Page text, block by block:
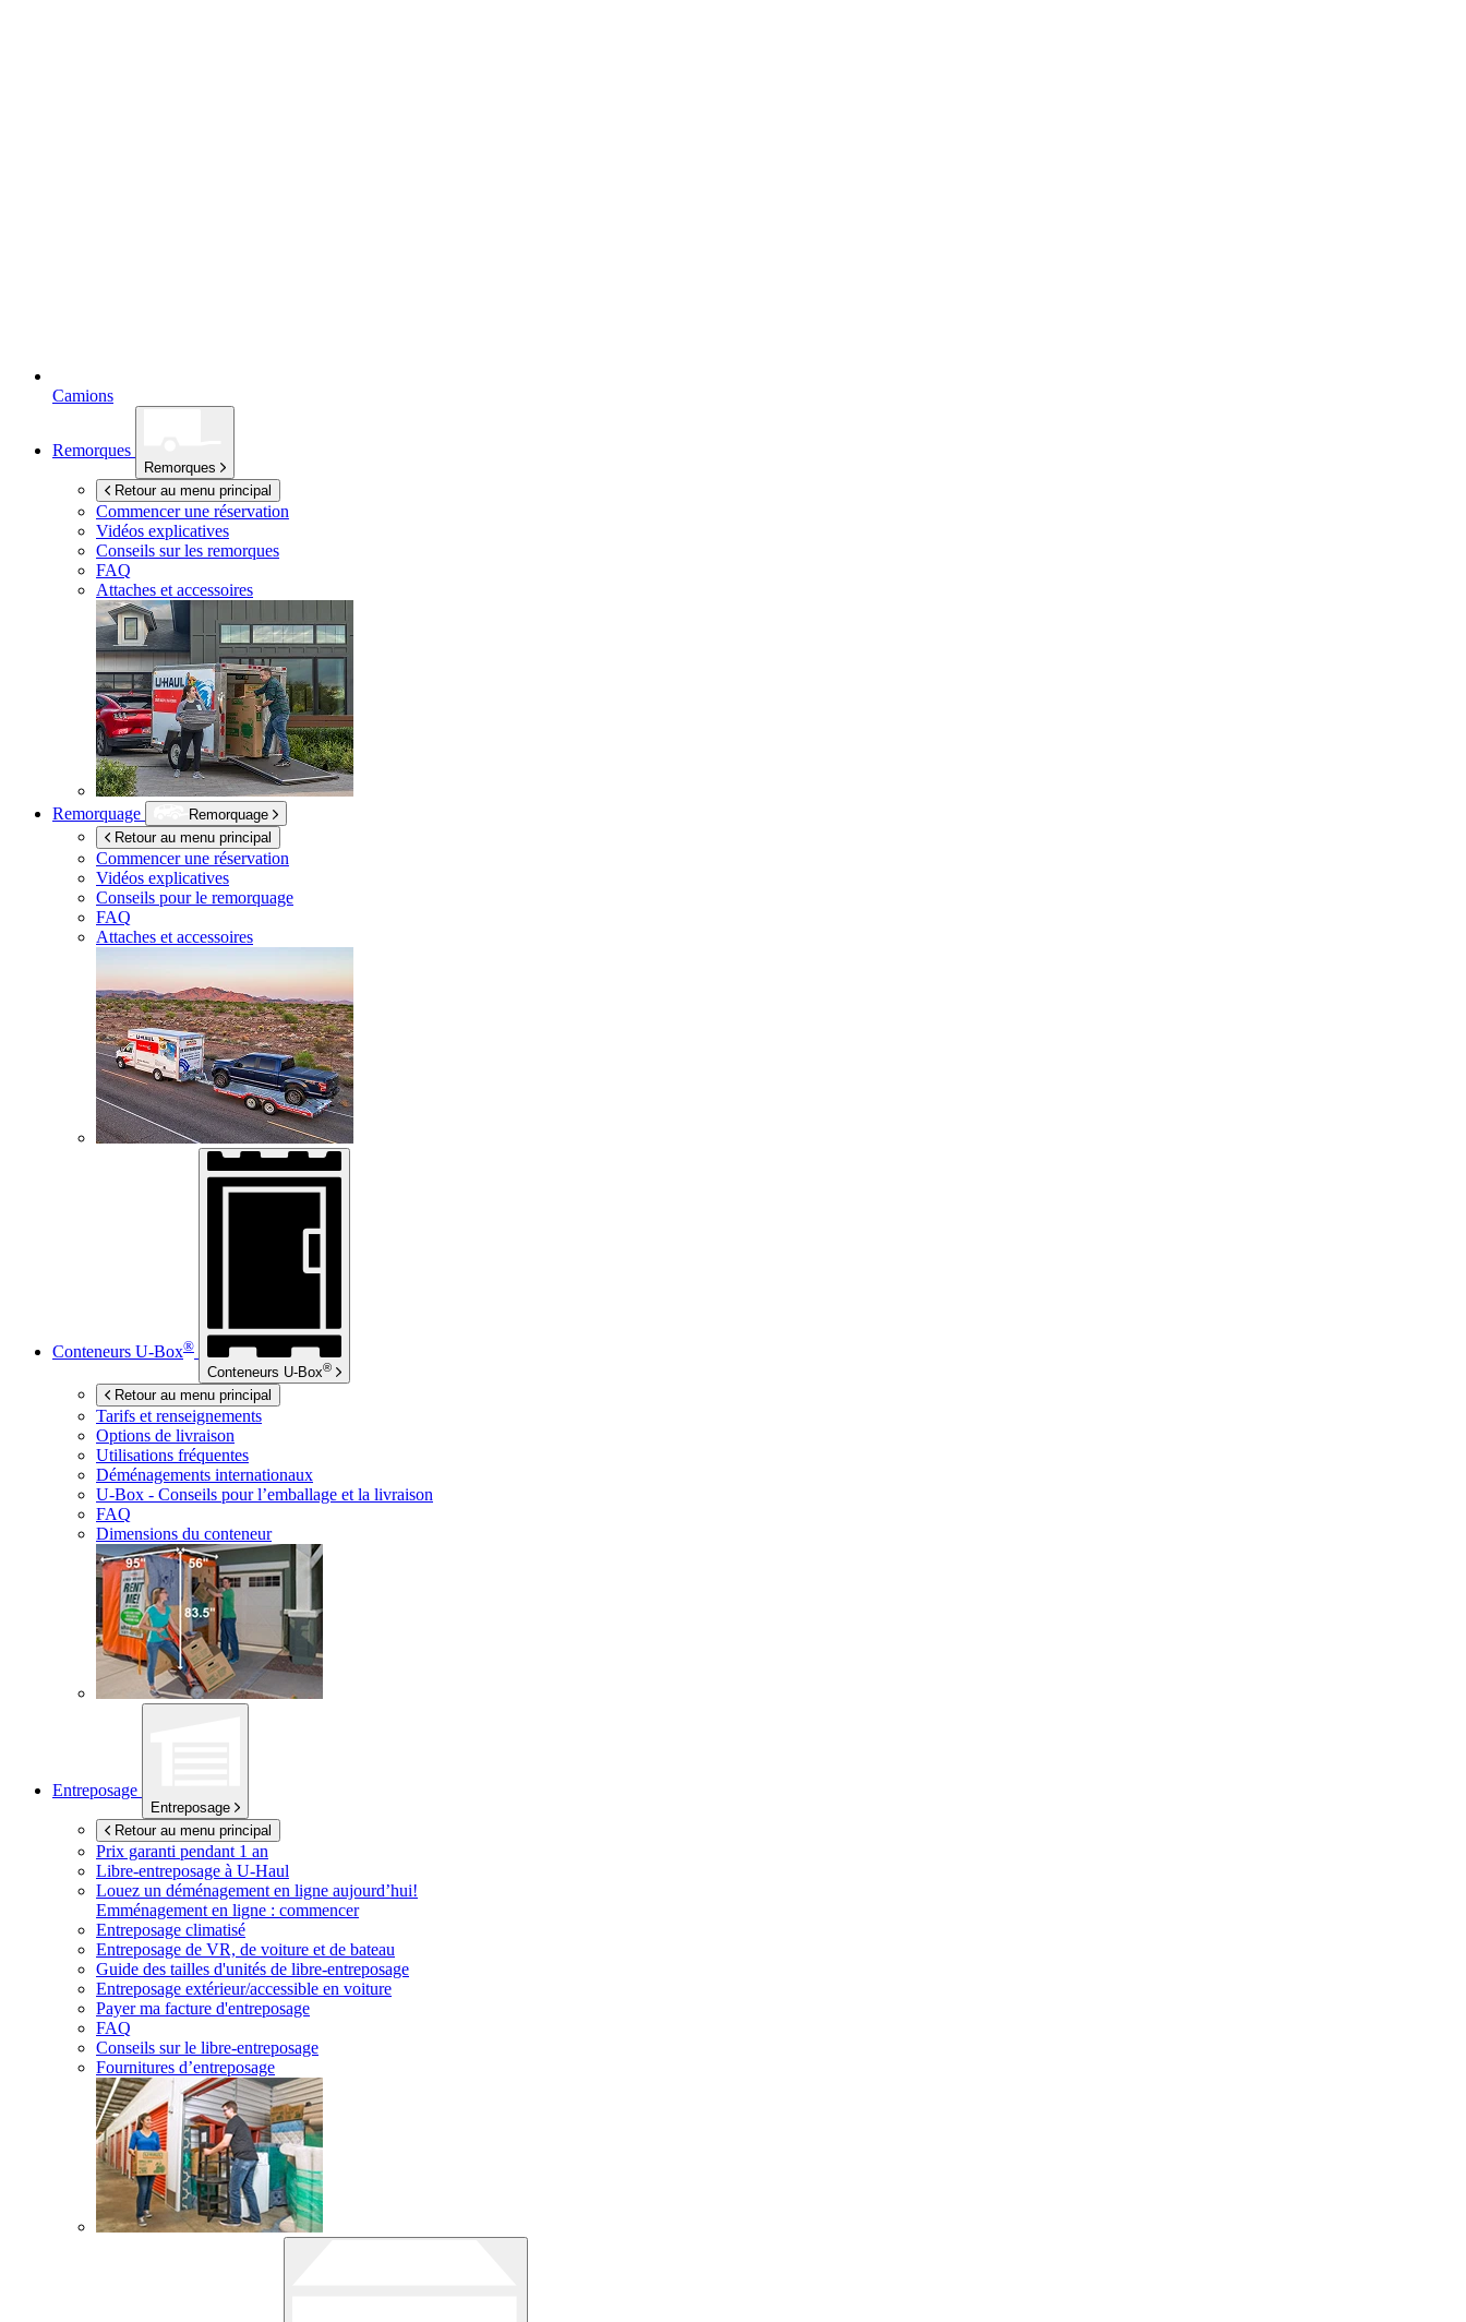
Camions
Remorques
Remorques
Retour au menu principal
Commencer une réservation
Vidéos explicatives
Conseils sur les remorques
FAQ
Attaches et accessoires
Remorquage
Remorquage
Retour au menu principal
Commencer une réservation
Vidéos explicatives
Conseils pour le remorquage
FAQ
Attaches et accessoires
Conteneurs U-Box®
Conteneurs U-Box®
Retour au menu principal
Tarifs et renseignements
Options de livraison
Utilisations fréquentes
Déménagements internationaux
U-Box - Conseils pour l’emballage et la livraison
FAQ
Dimensions du conteneur
Entreposage
Entreposage
Retour au menu principal
Prix garanti pendant 1 an
Libre-entreposage à U-Haul
Louez un déménagement en ligne aujourd’hui!
Emménagement en ligne : commencer
Entreposage climatisé
Entreposage de VR, de voiture et de bateau
Guide des tailles d'unités de libre-entreposage
Entreposage extérieur/accessible en voiture
Payer ma facture d'entreposage
FAQ
Conseils sur le libre-entreposage
Fournitures d’entreposage